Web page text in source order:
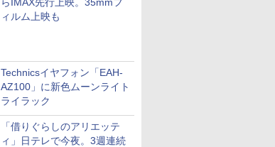
ィルム上映も
Technicsイヤフォン「EAH-
AZ100」に新色ムーンライト
ライラック
「借りぐらしのアリエッテ
ィ」日テレで今夜。3週連続